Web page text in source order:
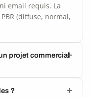
email requis. La
(diffuse, normal,
projet commercial
?